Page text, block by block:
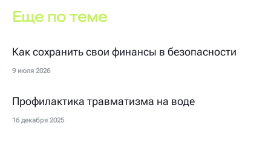
Еще по теме
Как сохранить свои финансы в безопасности
9 июля 2026
Профилактика травматизма на воде
16 декабря 2025